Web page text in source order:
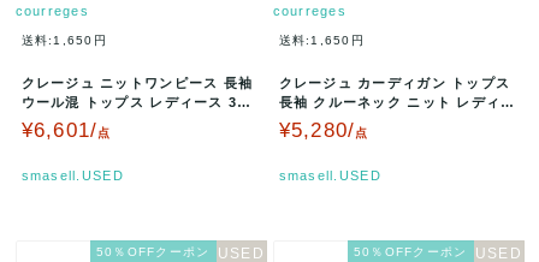
courreges
送料:1,650円
クレージュ ニットワンピース 長袖
ウール混 トップス レディース 38
サイズ ブラック×ベージュ …
¥6,601/点
smasell.USED
courreges
送料:1,650円
クレージュ カーディガン トップス
長袖 クルーネック ニット レディー
ス 38サイズ 黒×ベージュ…
¥5,280/点
smasell.USED
50％OFFクーポン 50％OFFクーポン